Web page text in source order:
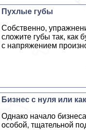
Пухлые губы
Собственно,
сложите губы так, как
с напряжением
Бизнес с нуля или
Однако начало
особой, тщательной